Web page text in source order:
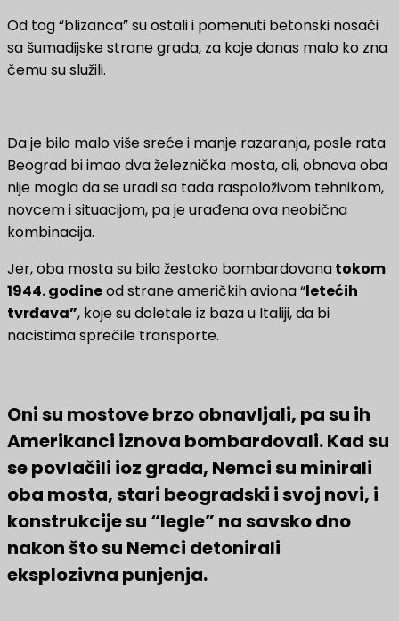
Od tog “blizanca” su ostali i pomenuti betonski nosači
sa šumadijske strane grada, za koje danas malo ko zna
čemu su služili.
Da je bilo malo više sreće i manje razaranja, posle rata
Beograd bi imao dva železnička mosta, ali, obnova oba
nije mogla da se uradi sa tada raspoloživom tehnikom,
novcem i situacijom, pa je urađena ova neobična
kombinacija.
Jer, oba mosta su bila žestoko bombardovanatokom
1944. godineod strane američkih aviona “letećih
tvrđava”, koje su doletale iz baza u Italiji, da bi
nacistima sprečile transporte.
Oni su mostove brzo obnavljali, pa su ih
Amerikanci iznova bombardovali. Kad su
se povlačili ioz grada, Nemci su minirali
oba mosta, stari beogradski i svoj novi, i
konstrukcije su “legle” na savsko dno
nakon što su Nemci detonirali
eksplozivna punjenja.